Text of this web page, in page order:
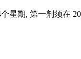
星期, 第一剂须在